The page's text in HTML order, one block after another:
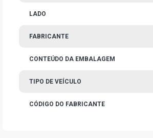
LADO
FABRICANTE
CONTEÚDO DA EMBALAGEM
TIPO DE VEÍCULO
CÓDIGO DO FABRICANTE